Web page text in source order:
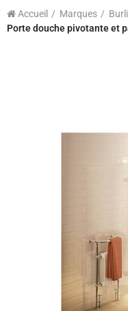
Accueil Marques
Porte douche pivotante et